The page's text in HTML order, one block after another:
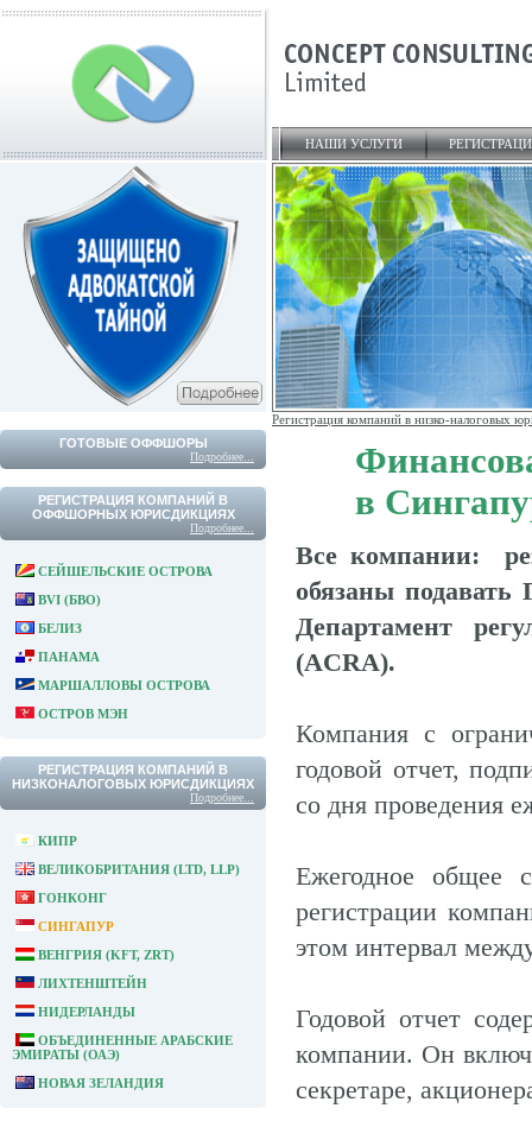
НАШИ УСЛУГИ
ГОТОВЫЕ ОФФШОРЫ
Подробнее...
РЕГИСТРАЦИЯ КОМПАНИЙ В
ОФФШОРНЫХ ЮРИСДИКЦИЯХ
Подробнее...
СЕЙШЕЛЬСКИЕ ОСТРОВА
BVI (БВО)
БЕЛИЗ
ПАНАМА
МАРШАЛЛОВЫ ОСТРОВА
ОСТРОВ МЭН
РЕГИСТРАЦИЯ КОМПАНИЙ В
НИЗКОНАЛОГОВЫХ ЮРИСДИКЦИЯХ
Подробнее...
КИПР
ВЕЛИКОБРИТАНИЯ (LTD, LLP)
ГОНКОНГ
СИНГАПУР
ВЕНГРИЯ (KFT, ZRT)
ЛИХТЕНШТЕЙН
НИДЕРЛАНДЫ
ОБЪЕДИНЕННЫЕ АРАБСКИЕ
ЭМИРАТЫ (ОАЭ)
НОВАЯ ЗЕЛАНДИЯ
Регистрация компаний в низко-налоговых
в
Все компании:
обязаны подавать
Департамент
(ACRA).
Компания с
годовой отчет,
со дня проведения
Ежегодное общее
регистрации
этом интервал
Годовой отчет
компании. Он
секретаре,